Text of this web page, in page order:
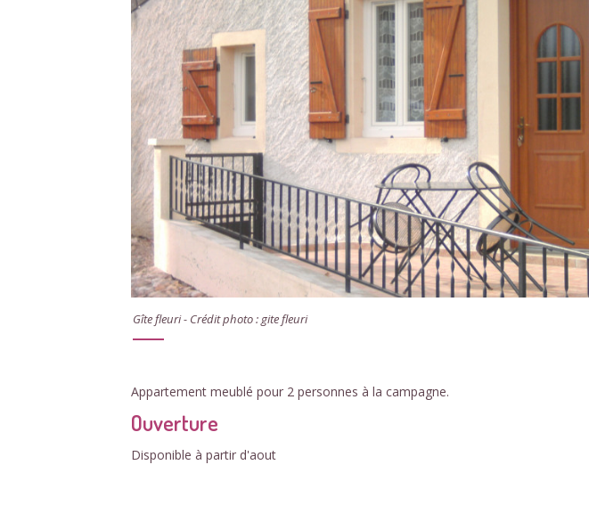
Gîte fleuri - Crédit photo : gite fleuri
Appartement meublé pour 2 personnes à la campagne.
Ouverture
Disponible à partir d'aout